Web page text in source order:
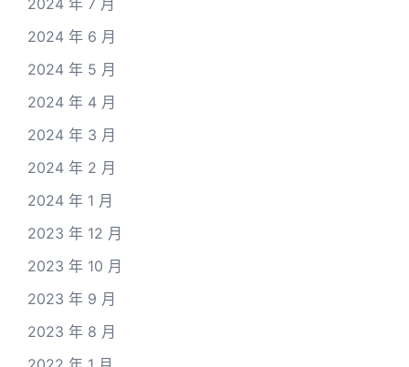
2024 年 7 月
2024 年 6 月
2024 年 5 月
2024 年 4 月
2024 年 3 月
2024 年 2 月
2024 年 1 月
2023 年 12 月
2023 年 10 月
2023 年 9 月
2023 年 8 月